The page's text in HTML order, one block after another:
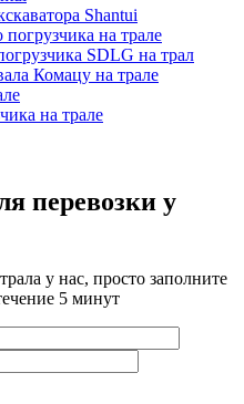
перевозки у
у нас, просто заполните
5 минут